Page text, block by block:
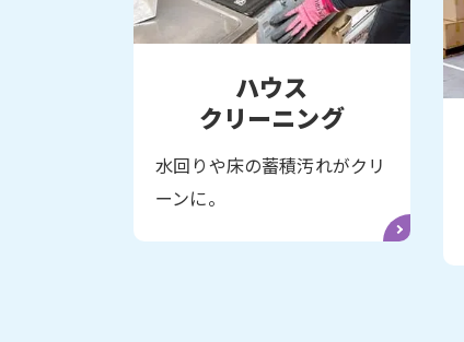
ハウス
クリーニング
水回りや床の蓄積汚れがクリ
ーンに。